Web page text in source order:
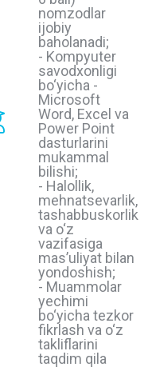
nomzodlar
ijobiy
baholanadi;
- Kompyuter
savodxonligi
bo‘yicha -
Microsoft
Word, Excel va
Power Point
dasturlarini
mukammal
bilishi;
- Halollik,
mehnatsevarlik,
tashabbuskorlik
va o‘z
vazifasiga
masʼuliyat bilan
yondoshish;
- Muammolar
yechimi
bo‘yicha tezkor
fikrlash va o‘z
takliflarini
taqdim qila